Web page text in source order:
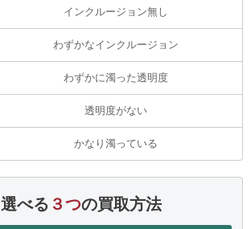
インクルージョン無し
わずかなインクルージョン
わずかに濁った透明度
透明度がない
かなり濁っている
選べる ３つの買取方法